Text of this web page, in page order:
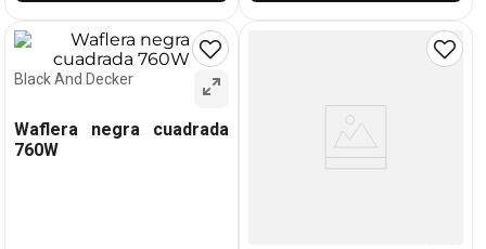
Black And Decker
Waflera negra cuadrada
760W